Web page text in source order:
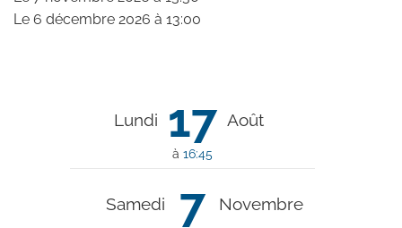
Le 6 décembre 2026 à 13:00
Lundi 17 Août
à 16:45
Samedi 7 Novembre